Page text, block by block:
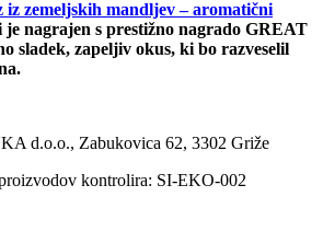
iz zemeljskih mandljev – aromatični
je nagrajen s prestižno nagrado GREAT
sladek, zapeljiv okus, ki bo razveselil
d.o.o., Zabukovica 62, 3302 Griže
kontrolira: SI-EKO-002